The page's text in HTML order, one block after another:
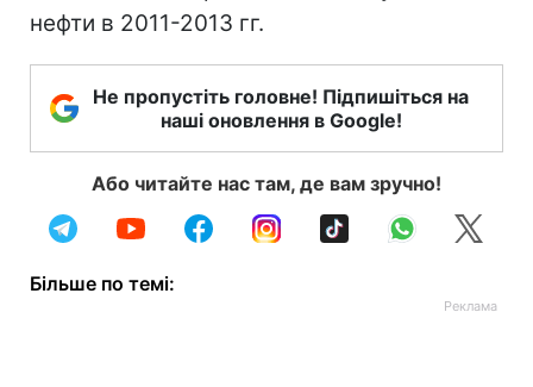
нефти в 2011-2013 гг.
Не пропустіть головне! Підпишіться на
наші оновлення в Google!
Або читайте нас там, де вам зручно!
Більше по темі: